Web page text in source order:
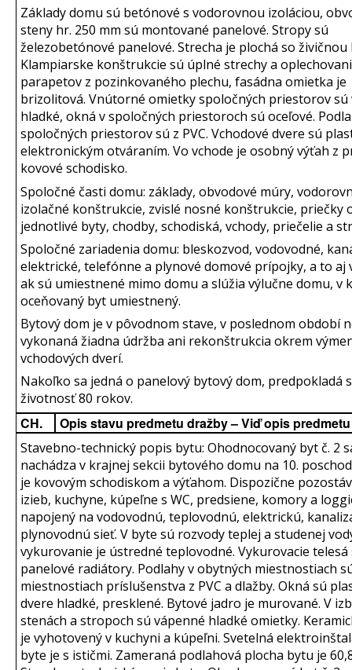
Základy domu sú betónové s vodorovnou izoláciou,
steny hr. 250 mm sú montované panelové. Stropy sú
železobetónové panelové. Strecha je plochá so
Klampiarske konštrukcie sú úplné strechy a
parapetov z pozinkovaného plechu, fasádna omietka je
brizolitová. Vnútorné omietky spoločných priestorov sú
hladké, okná v spoločných priestoroch sú oceľové.
spoločných priestorov sú z PVC. Vchodové dvere sú
elektronickým otváraním. Vo vchode je osobný výťah z
kovové schodisko.
Spoločné časti domu: základy, obvodové múry,
izolačné konštrukcie, zvislé nosné konštrukcie, priečky
jednotlivé byty, chodby, schodiská, vchody, priečelie a
Spoločné zariadenia domu: bleskozvod, vodovodné,
elektrické, telefónne a plynové domové prípojky, a to aj
ak sú umiestnené mimo domu a slúžia výlučne domu, v
oceňovaný byt umiestnený.
Bytový dom je v pôvodnom stave, v poslednom období
vykonaná žiadna údržba ani rekonštrukcia okrem
vchodových dverí.
Nakoľko sa jedná o panelový bytový dom, predpokladá
životnosť 80 rokov.
CH. Opis stavu predmetu dražby – Viď opis
Stavebno-technický popis bytu: Ohodnocovaný byt č. 2
nachádza v krajnej sekcii bytového domu na 10.
je kovovým schodiskom a výťahom. Dispozične
izieb, kuchyne, kúpeľne s WC, predsiene, komory a
napojený na vodovodnú, teplovodnú, elektrickú,
plynovodnú sieť. V byte sú rozvody teplej a studenej
vykurovanie je ústredné teplovodné. Vykurovacie telesá
panelové radiátory. Podlahy v obytných miestnostiach
miestnostiach príslušenstva z PVC a dlažby. Okná sú
dvere hladké, presklené. Bytové jadro je murované. V
stenách a stropoch sú vápenné hladké omietky.
je vyhotovený v kuchyni a kúpeľni. Svetelná
byte je s ističmi. Zameraná podlahová plocha bytu je